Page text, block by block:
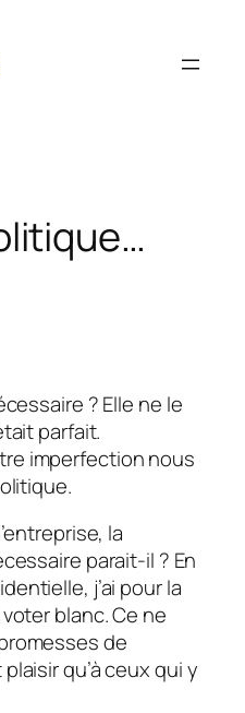
? Elle ne le
parfait.
imperfection nous
la
parait-il ? En
j’ai pour la
blanc. Ce ne
de
qu’à ceux qui y